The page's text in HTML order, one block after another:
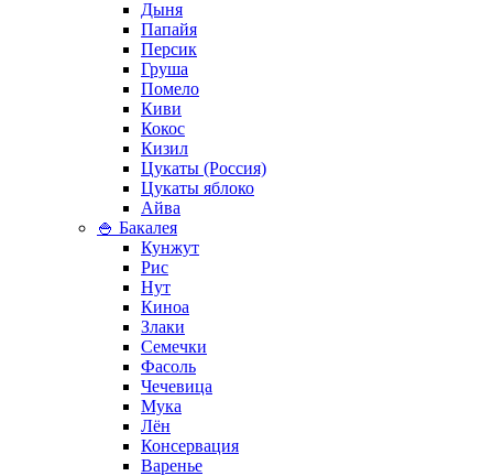
Дыня
Папайя
Персик
Груша
Помело
Киви
Кокос
Кизил
Цукаты (Россия)
Цукаты яблоко
Айва
🍚 Бакалея
Кунжут
Рис
Нут
Киноа
Злаки
Семечки
Фасоль
Чечевица
Мука
Лён
Консервация
Варенье